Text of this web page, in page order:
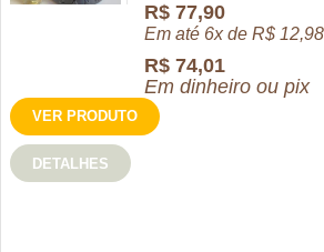
R$ 77,90
Em até 6x deR$ 12,98
R$ 74,01
Em dinheiro ou pix
VER PRODUTO
DETALHES